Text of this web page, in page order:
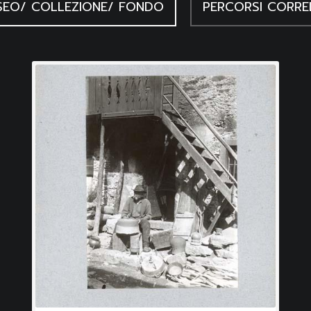
COLLEZIONE/ FONDO PERCORSI